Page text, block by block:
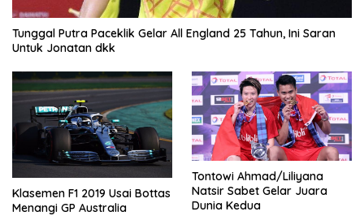
Tunggal Putra Paceklik Gelar All England 25 Tahun, Ini Saran
Untuk Jonatan dkk
Klasemen F1 2019 Usai Bottas
Menangi GP Australia
Tontowi Ahmad/Liliyana
Natsir Sabet Gelar Juara
Dunia Kedua